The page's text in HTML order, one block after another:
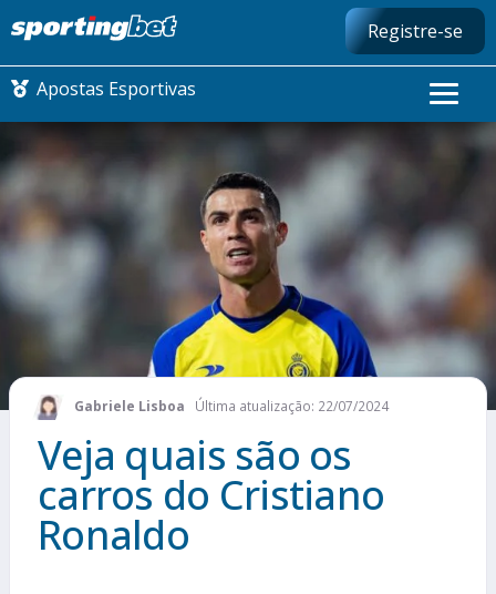
Registre-se
Apostas Esportivas
CONMEBOL LIBERTADORES
FUTEBOL NACIONAL
FUTEBOL INTERNACIONAL
COMO APOSTAR
MAIS ESPORTES
Gabriele Lisboa Última atualização: 22/07/2024
Veja quais são os
carros do Cristiano
Ronaldo